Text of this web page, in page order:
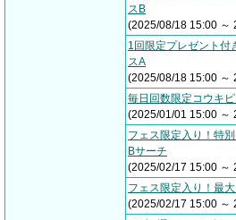
スB
(2025/08/18 15:00 ～
1回限定プレゼント
スA
(2025/08/18 15:00 ～
毎日回数限定コウキ
(2025/01/01 15:00 ～
フェス限定入り！特
Bサーチ
(2025/02/17 15:00 ～
フェス限定入り！最
(2025/02/17 15:00 ～